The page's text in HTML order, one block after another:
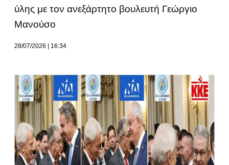
ύλης με τον ανεξάρτητο βουλευτή Γεώργιο
Μανούσο
28/07/2026 16:34